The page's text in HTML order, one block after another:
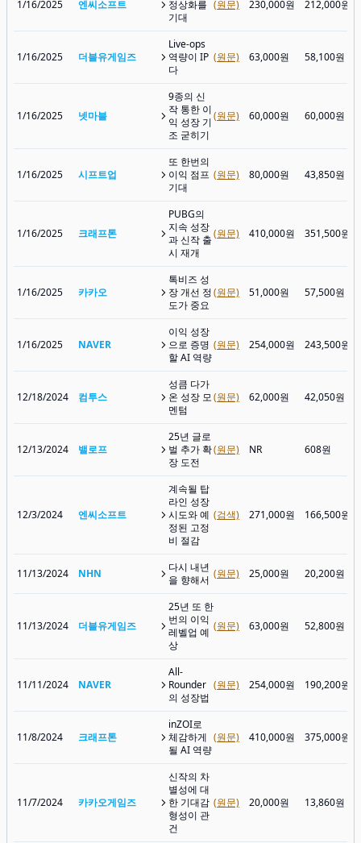
1/16/2025 엔씨소프트
정상화를
기대
(원문) 230,000원 212,000원
1/16/2025 더블유게임즈
Live-ops
역량이 IP
다
(원문) 63,000원 58,100원
1/16/2025 넷마블
9종의 신
작 통한 이
익 성장 기
조 굳히기
(원문) 60,000원 60,000원
1/16/2025 시프트업
또 한번의
이익 점프
기대
(원문) 80,000원 43,850원
1/16/2025 크래프톤
PUBG의
지속 성장
과 신작 출
시 재개
(원문) 410,000원 351,500원
1/16/2025 카카오
톡비즈 성
장 개선 정
도가 중요
(원문) 51,000원 57,500원
1/16/2025 NAVER
이익 성장
으로 증명
할 AI 역량
(원문) 254,000원 243,500원
12/18/2024 컴투스
성큼 다가
온 성장 모
멘텀
(원문) 62,000원 42,050원
12/13/2024 밸로프
25년 글로
벌 추가 확
장 도전
(원문) NR 608원
12/3/2024 엔씨소프트
계속될 탑
라인 성장
시도와 예
정된 고정
비 절감
(검색) 271,000원 166,500원
11/13/2024 NHN
다시 내년
을 향해서 (원문) 25,000원 20,200원
11/13/2024 더블유게임즈
25년 또 한
번의 이익
레벨업 예
상
(원문) 63,000원 52,800원
11/11/2024 NAVER
All-
Rounder
의 성장법
(원문) 254,000원 190,200원
11/8/2024 크래프톤
inZOI로
체감하게
될 AI 역량
(원문) 410,000원 375,000원
11/7/2024 카카오게임즈
신작의 차
별성에 대
한 기대감
형성이 관
건
(원문) 20,000원 13,860원